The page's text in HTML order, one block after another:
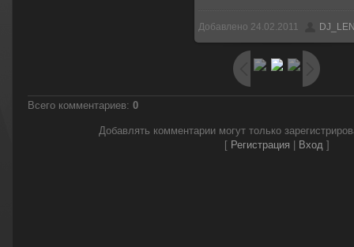
600x419/ 42.4Kb
Добавлено 24.02.2011
Всего комментариев: 0
Добавлять комментарии могут только
[ Регистрация Вход]